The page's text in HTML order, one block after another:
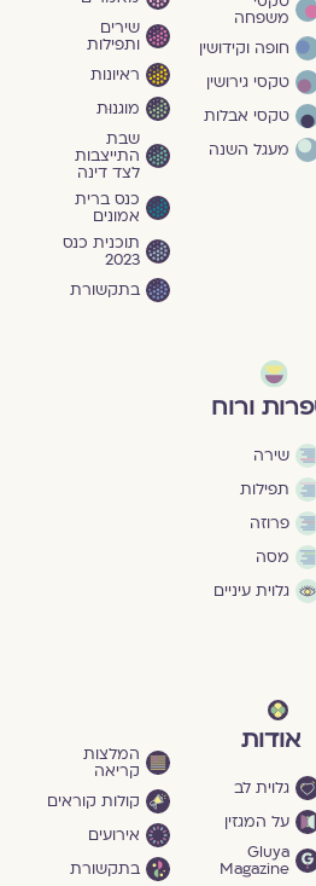
משפחה
חופה וקידושין
טקסי גירושין
טקסי אבלות
מעגל השנה
שירים
ותפילות
ראיונות
מוגנוּת
שבת
התייצבות
לצד דינה
כנס ברית
אמונים
תוכנית כנס
2023
בתקשורת
ורוח
שירה
תפילות
פרוזה
מסה
גלוית עיניים
אודות
גלוית לב
על המגזין
Gluya
Magazine
המלצות
קריאה
קולות קוראים
אירועים
בתקשורת